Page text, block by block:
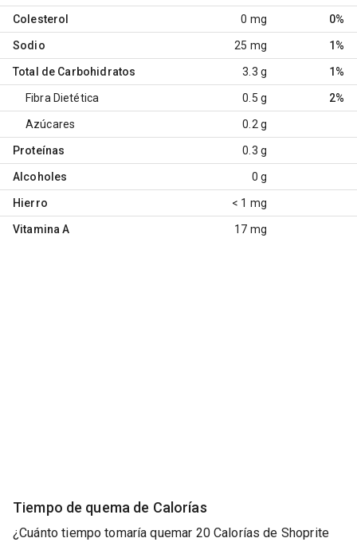
Colesterol 0 mg 0%
Sodio 25 mg 1%
Total de Carbohidratos 3.3 g 1%
Fibra Dietética 0.5 g 2%
Azúcares 0.2 g
Proteínas 0.3 g
Alcoholes 0 g
Hierro < 1 mg
Vitamina A 17 mg
Tiempo de quema de Calorías
¿Cuánto tiempo tomaría quemar 20 Calorías de Shoprite